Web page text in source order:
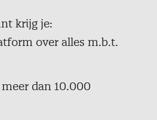
krijg je:
over alles m.b.t.
dan 10.000